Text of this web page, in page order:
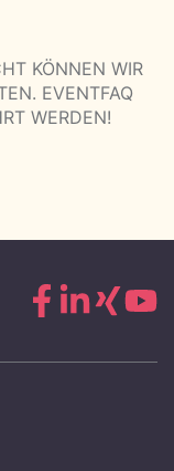
KÖNNEN WIR
EVENTFAQ
WERDEN!